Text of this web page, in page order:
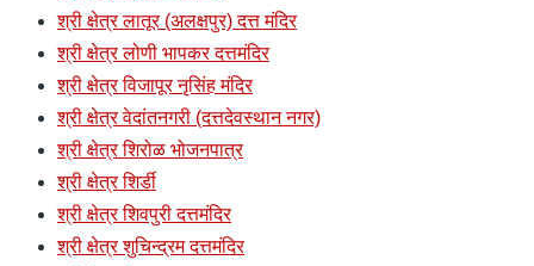
श्री क्षेत्र लातूर (अलक्षपुर) दत्त मंदिर
श्री क्षेत्र लोणी भापकर दत्तमंदिर
श्री क्षेत्र विजापूर नृसिंह मंदिर
श्री क्षेत्र वेदांतनगरी (दत्तदेवस्थान नगर)
श्री क्षेत्र शिरोळ भोजनपात्र
श्री क्षेत्र शिर्डी
श्री क्षेत्र शिवपुरी दत्तमंदिर
श्री क्षेत्र शुचिन्द्रम दत्तमंदिर